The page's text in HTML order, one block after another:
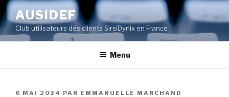
Aller
au
contenu
principal
AUSIDEF
Club utilisateurs des clients SirsiDynix en France
Menu
PUBLIÉ
6 MAI 2024 PAR EMMANUELLE MARCHAND